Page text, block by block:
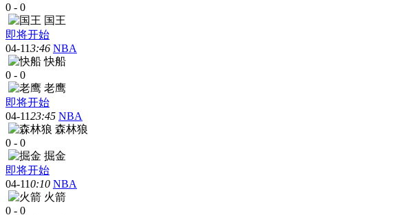
0 - 0
国王
即将开始
04-113:46 NBA
快船
0 - 0
老鹰
即将开始
04-1123:45 NBA
森林狼
0 - 0
掘金
即将开始
04-110:10 NBA
火箭
0 - 0